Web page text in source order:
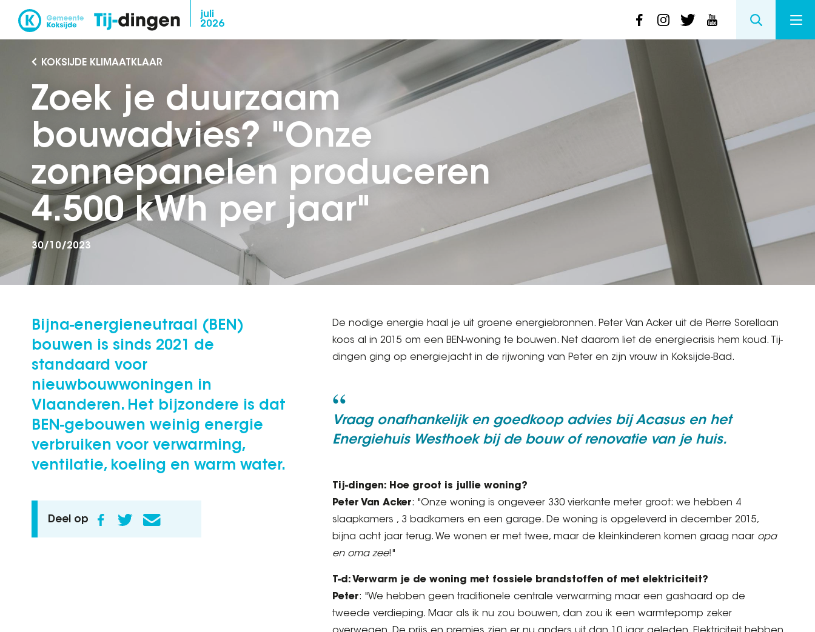
Overslaan
naar
juli
2026
KOKSIJDE KLIMAATKLAAR
Zoek je duurzaam
bouwadvies? "Onze
zonnepanelen produceren
4.500 kWh per jaar"
30/10/2023
Bijna-energieneutraal (BEN)
bouwen is sinds 2021 de
standaard voor
nieuwbouwwoningen in
Vlaanderen. Het bijzondere is dat
BEN-gebouwen weinig energie
verbruiken voor verwarming,
ventilatie, koeling en warm water.
Deel op
De nodige energie haal je uit groene energiebronnen. Peter Van Acker uit de Pierre Sorellaan
koos al in 2015 om een BEN-woning te bouwen. Net daarom liet de energiecrisis hem koud. Tij-
dingen ging op energiejacht in de rijwoning van Peter en zijn vrouw in Koksijde-Bad.
Vraag onafhankelijk en goedkoop advies bij Acasus en het
Energiehuis Westhoek bij de bouw of renovatie van je huis.
Tij-dingen: Hoe groot is jullie woning?
Peter Van Acker: "Onze woning is ongeveer 330 vierkante meter groot: we hebben 4
slaapkamers , 3 badkamers en een garage. De woning is opgeleverd in december 2015,
bijna acht jaar terug. We wonen er met twee, maar de kleinkinderen komen graag naar opa
en oma zee!"
T-d: Verwarm je de woning met fossiele brandstoffen of met elektriciteit?
Peter: "We hebben geen traditionele centrale verwarming maar een gashaard op de
tweede verdieping. Maar als ik nu zou bouwen, dan zou ik een warmtepomp zeker